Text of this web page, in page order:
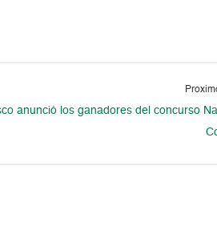
anunció los ganadores del concurso